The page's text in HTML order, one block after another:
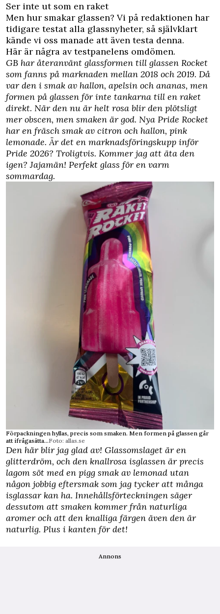
Ser inte ut som en raket
Men hur smakar glassen? Vi på redaktionen har
tidigare testat alla glassnyheter, så självklart
kände vi oss manade att även testa denna.
Här är några av testpanelens omdömen.
GB har återanvänt glassformen till glassen Rocket
som fanns på marknaden mellan 2018 och 2019. Då
var den i smak av hallon, apelsin och ananas, men
formen på glassen för inte tankarna till en raket
direkt. När den nu är helt rosa blir den plötsligt
mer obscen, men smaken är god. Nya Pride Rocket
har en fräsch smak av citron och hallon, pink
lemonade. Är det en marknadsföringskupp inför
Pride 2026? Troligtvis. Kommer jag att äta den
igen? Jajamän! Perfekt glass för en varm
sommardag.
Förpackningen hyllas, precis som smaken. Men formen på glassen går
att ifrågasätta...Foto: allas.se
Den här blir jag glad av! Glassomslaget är en
glitterdröm, och den knallrosa isglassen är precis
lagom söt med en pigg smak av lemonad utan
någon jobbig eftersmak som jag tycker att många
isglassar kan ha. Innehållsförteckningen säger
dessutom att smaken kommer från naturliga
aromer och att den knalliga färgen även den är
naturlig. Plus i kanten för det!
Annons